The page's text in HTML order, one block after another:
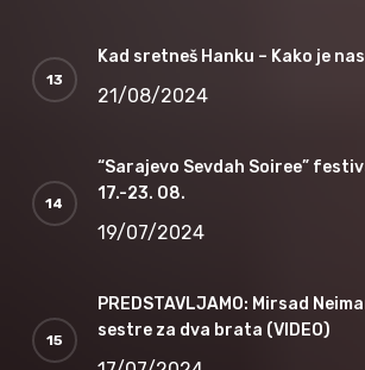
Kad sretneš Hanku – Kako je
21/08/2024
“Sarajevo Sevdah Soiree”
17.-23. 08.
19/07/2024
PREDSTAVLJAMO: Mirsad
sestre za dva brata (VIDEO)